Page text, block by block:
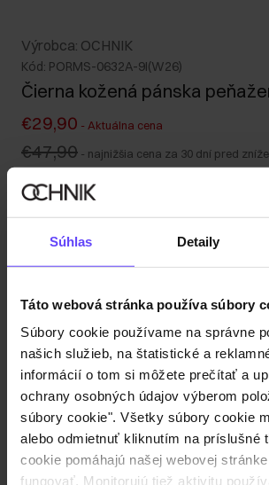
Súhlas Detaily
Táto webová stránka používa súbory
Súbory cookie používame na správne
našich služieb, na štatistické a
informácií o tom si môžete prečítať a
ochrany osobných údajov výberom
súbory cookie". Všetky súbory cookie
alebo odmietnuť kliknutím na príslušné
cookie pomáhajú našej webovej
fungovať. Monitorujú tiež aktivitu
Výrobca: OCHNIK
Kód: PORMS-0632A-9I(W26)
Čierna kožená pánska
€29,90 - Aktuálna cena
€47,90 - najnižšia cena za 30 dní pred
€47,90- bežná cena
Odoslanie do 1 pracovného dňa
Popis produktu
Detaily
Zloženie a rozmery
Recenzie